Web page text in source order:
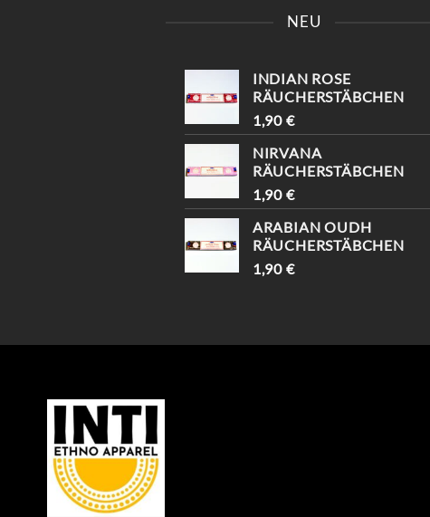
EKOMME -10%🤌🏻
NEU
INDIAN ROSE
RÄUCHERSTÄBCHEN
1,90 €
NIRVANA
RÄUCHERSTÄBCHEN
1,90 €
ARABIAN OUDH
RÄUCHERSTÄBCHEN
1,90 €